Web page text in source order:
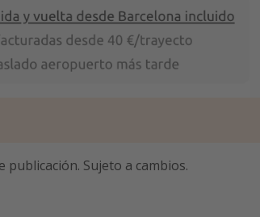
publicación. Sujeto a cambios.